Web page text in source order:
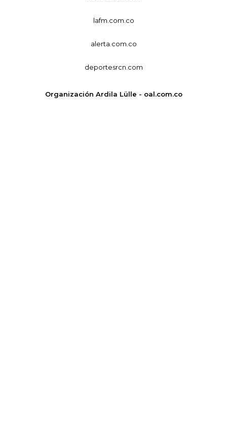
lafm.com.co
alerta.com.co
deportesrcn.com
Organización Ardila Lülle - oal.com.co